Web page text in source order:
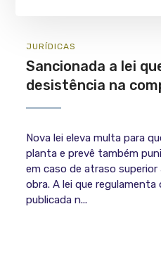
JURÍ­DICAS
Sancionada a lei
desistência na
Nova lei eleva multa para
planta e prevê também
em caso de atraso
obra. A lei que
publicada n...